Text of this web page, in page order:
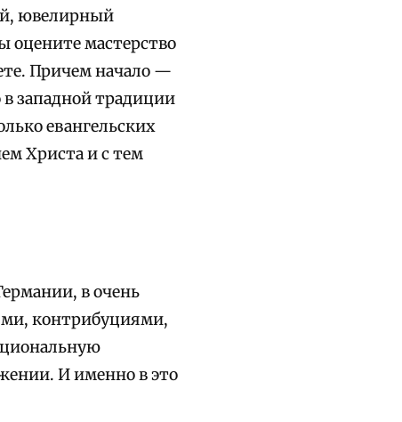
ювелирный
оцените мастерство
Причем начало —
западной традиции
евангельских
Христа и с тем
в очень
контрибуциями,
И именно в это